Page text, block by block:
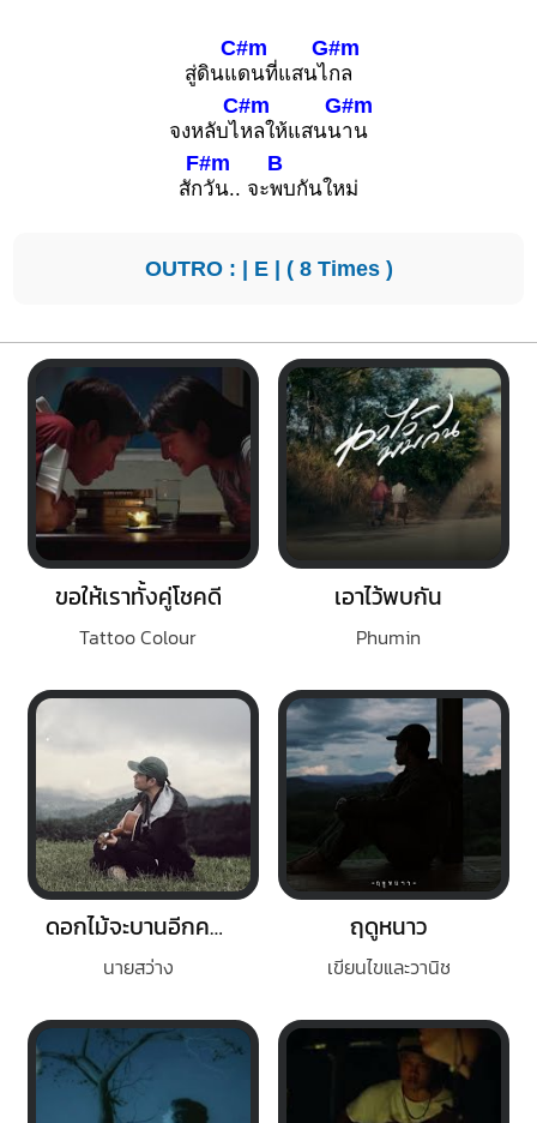
สู่ดินแ
C#m
ดนที่แสนไ
G#m
กล
จงหลับไ
C#m
หลให้แสนน
G#m
าน
สัก
F#m
วัน.. จะ
B
พบกันใหม่
OUTRO : | E| ( 8 Times )
ขอให้เราทั้งคู่โชคดี
Tattoo Colour
เอาไว้พบกัน
Phumin
ดอกไม้จะบานอีกครั้ง
นายสว่าง
ฤดูหนาว
เขียนไขและวานิช